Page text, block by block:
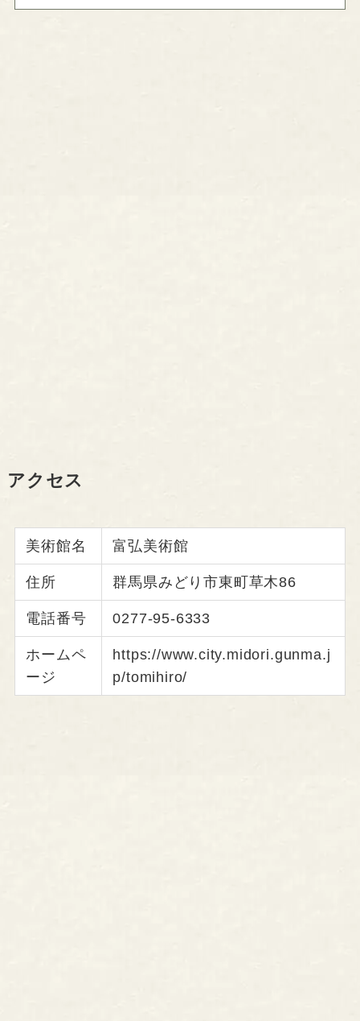
アクセス
美術館名 富弘美術館
住所 群馬県みどり市東町草木86
電話番号 0277-95-6333
ホームペ
ージ
https://www.city.midori.gunma.j
p/tomihiro/